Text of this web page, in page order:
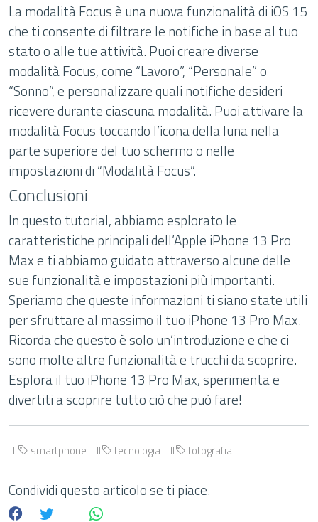
La modalità Focus è una nuova funzionalità di iOS 15
che ti consente di filtrare le notifiche in base al tuo
stato o alle tue attività. Puoi creare diverse
modalità Focus, come “Lavoro”, “Personale” o
“Sonno”, e personalizzare quali notifiche desideri
ricevere durante ciascuna modalità. Puoi attivare la
modalità Focus toccando l’icona della luna nella
parte superiore del tuo schermo o nelle
impostazioni di “Modalità Focus”.
Conclusioni
In questo tutorial, abbiamo esplorato le
caratteristiche principali dell’Apple iPhone 13 Pro
Max e ti abbiamo guidato attraverso alcune delle
sue funzionalità e impostazioni più importanti.
Speriamo che queste informazioni ti siano state utili
per sfruttare al massimo il tuo iPhone 13 Pro Max.
Ricorda che questo è solo un’introduzione e che ci
sono molte altre funzionalità e trucchi da scoprire.
Esplora il tuo iPhone 13 Pro Max, sperimenta e
divertiti a scoprire tutto ciò che può fare!
smartphone tecnologia fotografia
Condividi questo articolo se ti piace.